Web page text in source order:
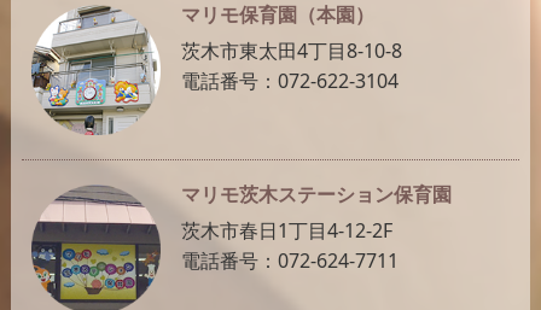
マリモ保育園（本園）
茨木市東太田4丁目8-10-8
電話番号：072-622-3104
マリモ茨木ステーション保育園
茨木市春日1丁目4-12-2F
電話番号：072-624-7711